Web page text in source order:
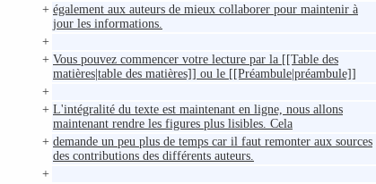
+ également aux auteurs de mieux collaborer pour maintenir à
jour les informations.
+
+ Vous pouvez commencer votre lecture par la [[Table des
matières|table des matières]] ou le [[Préambule|préambule]]
+
+ L'intégralité du texte est maintenant en ligne, nous allons
maintenant rendre les figures plus lisibles. Cela
+ demande un peu plus de temps car il faut remonter aux sources
des contributions des différents auteurs.
+